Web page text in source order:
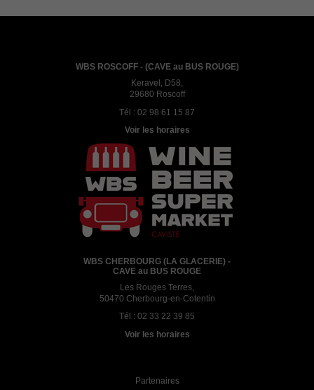
WBS ROSCOFF - (CAVE au BUS ROUGE)
Keravel, D58,
29680 Roscoff
Tél : 02 98 61 15 87
Voir les horaires
WBS CHERBOURG (LA GLACERIE) -
CAVE au BUS ROUGE
Les Rouges Terres,
50470 Cherbourg-en-Cotentin
Tél : 02 33 22 39 85
Voir les horaires
Partenaires